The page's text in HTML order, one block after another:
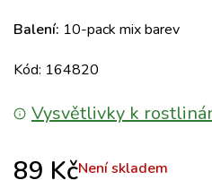
Balení: 10-pack mix barev
Kód: 164820
Vysvětlivky k
89 KčNení skladem